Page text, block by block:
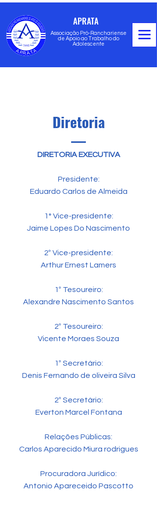
APRATA
Associação Pró-Ranchariense
de Apoio ao Trabalho do
Adolescente
Diretoria
DIRETORIA EXECUTIVA
Presidente:
Eduardo Carlos de Almeida
1° Vice-presidente:
Jaime Lopes Do Nascimento
2º Vice-presidente:
Arthur Ernest Lamers
1º Tesoureiro:
Alexandre Nascimento Santos
2º Tesoureiro:
Vicente Moraes Souza
1º Secretário:
Denis Fernando de oliveira Silva
2º Secretário:
Everton Marcel Fontana
Relações Públicas:
Carlos Aparecido Miura rodrigues
Procuradora Jurídico:
Antonio Apareceido Pascotto